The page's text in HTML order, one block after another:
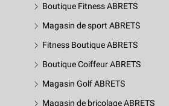
Boutique Fitness ABRETS
Magasin de sport ABRETS
Fitness Boutique ABRETS
Boutique Coiffeur ABRETS
Magasin Golf ABRETS
Magasin de bricolage ABRETS